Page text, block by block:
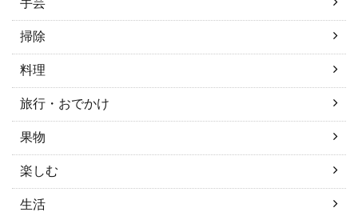
掃除
料理
旅行・おでかけ
果物
楽しむ
生活